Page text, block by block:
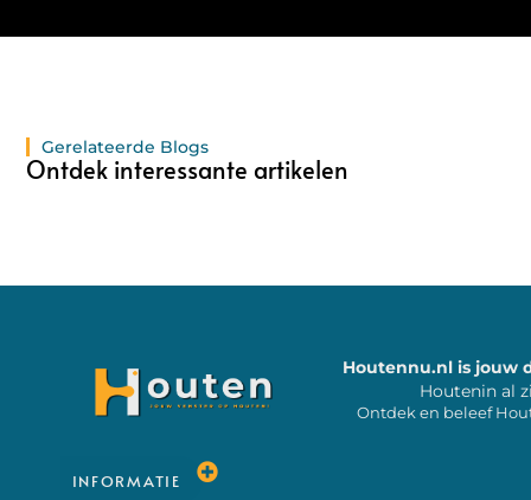
Gerelateerde Blogs
Ontdek interessante artikelen
Houtennu.nl is jouw
Houtenin al
Ontdek en beleef
INFORMATIE